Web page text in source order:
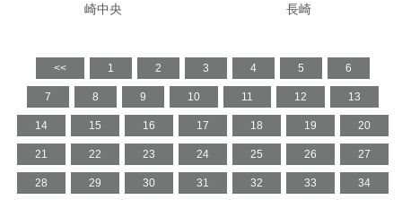
崎中央
長崎
<< 1 2 3 4 5 6
7 8 9 10 11 12 13
14 15 16 17 18 19 20
21 22 23 24 25 26 27
28 29 30 31 32 33 34